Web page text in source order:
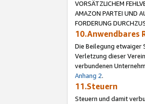
VORSÄTZLICHEM
AMAZON PARTEI UND
FORDERUNG
10.Anwendbares
Die Beilegung etwaiger
Verletzung dieser
verbundenen
Anhang 2.
11.Steuern
Steuern und damit